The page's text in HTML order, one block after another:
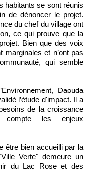
de dénoncer le projet.
du chef du village ont
ce qui prouve que la
Bien que des voix
marginales et n’ont pas
qui semble
Daouda
l’étude d'impact. Il a
de la croissance
les enjeux
être bien accueilli par la
Verte" demeure un
du Lac Rose et des